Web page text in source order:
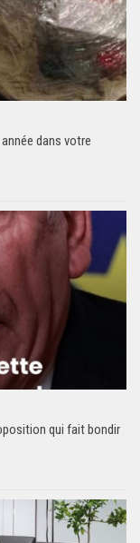
dans votre
qui fait bondir